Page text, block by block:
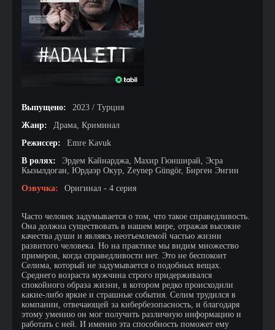
Выпущено:
2023 / Турция
Жанр:
Драма, Криминал
Режиссер:
Emre Kavuk
В ролях:
Эрдем Кайнарджа, Махир Гюнширай, Эсра
Кызылдоган, Юрдаэр Окур, Zeynep Güngör, Бирген Энгин
Озвучка:
Оригинал - 4 серия
Часто человек задумывается о том, что такое справедливость.
Она должна существовать в нашем мире, отражая высокие
качества души и являясь неотъемлемой частью жизни
развитого человека. Но на практике мы видим множество
примеров, когда справедливости нет. Это не беспокоит
Селима, который не задумывается о подобных вещах.
Среднего возраста мужчина строго придерживался
спокойного образа жизни, в котором редко происходили
какие-либо яркие и страшные события. Селим трудился в
компании, отвечающей за кибербезопасность, и благодаря
этому умению он мог получить различную информацию и
работать с ней. И именно эта способность поможет ему